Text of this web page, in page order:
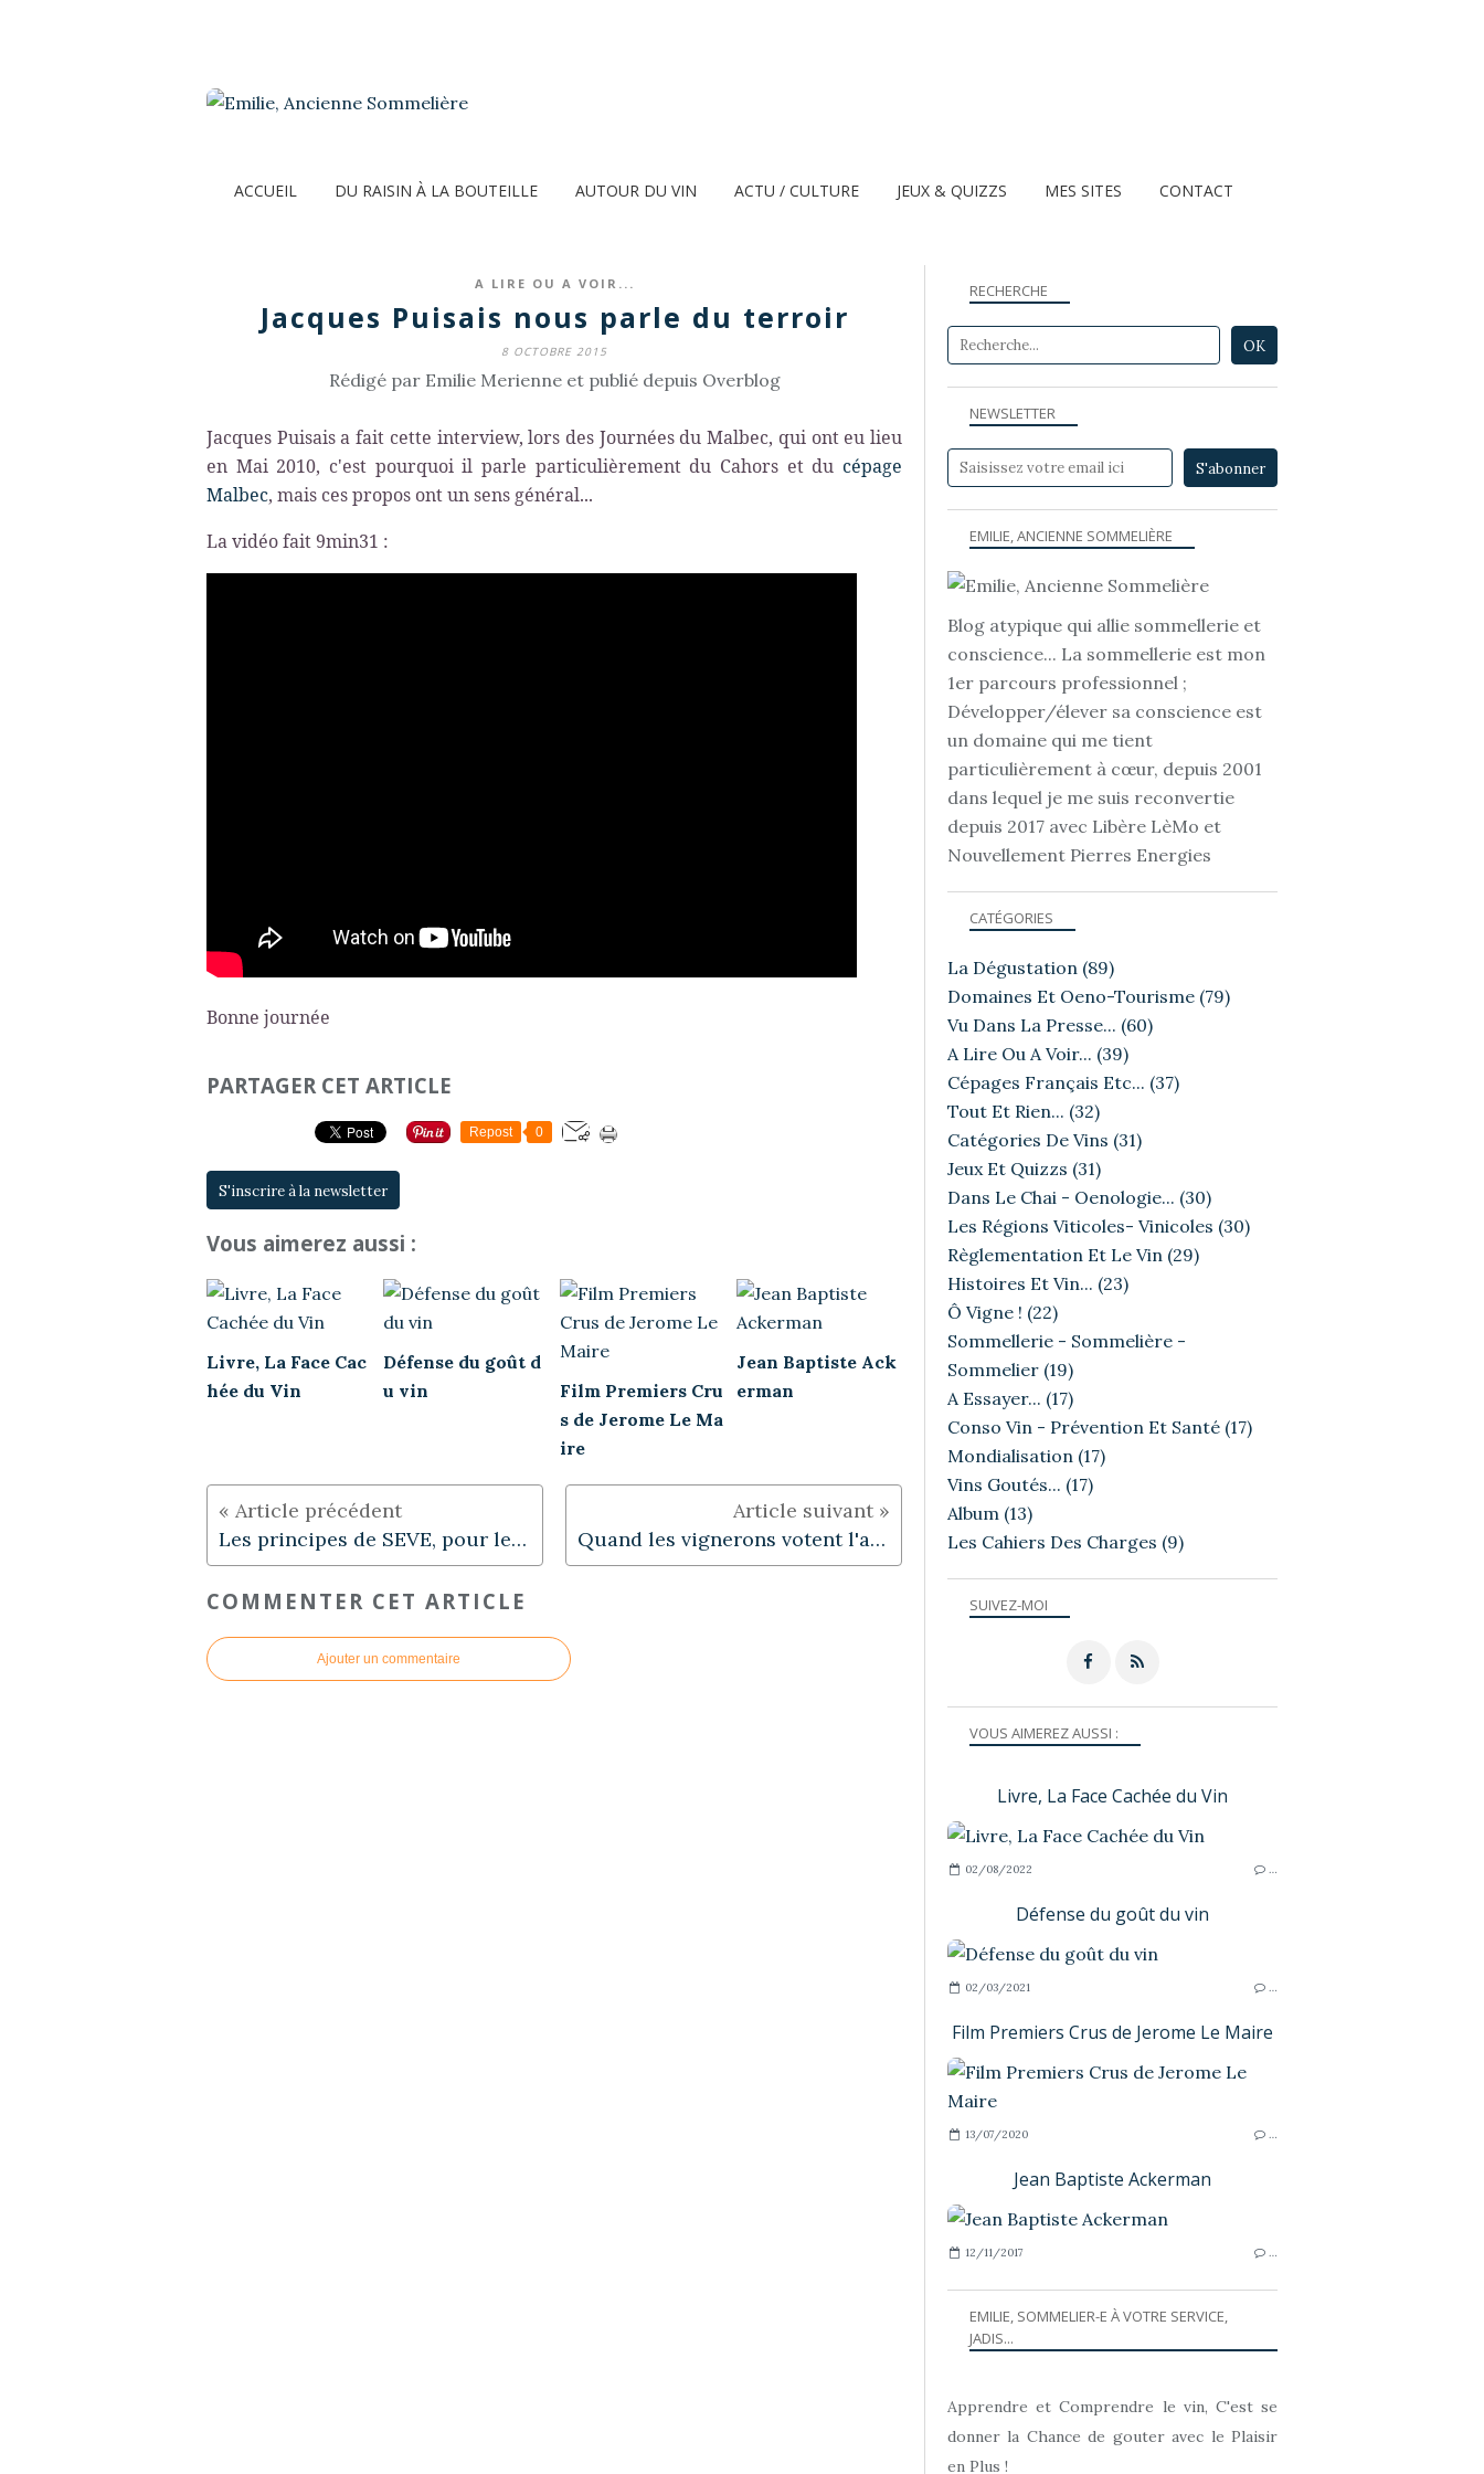
ACCUEIL DU RAISIN À LA BOUTEILLE AUTOUR DU VIN ACTU / CULTURE JEUX & QUIZZS MES SITES CONTACT
A LIRE OU A VOIR...
Jacques Puisais nous parle du terroir
8 OCTOBRE 2015
Rédigé par Emilie Merienne et publié depuis Overblog
Jacques Puisais a fait cette interview, lors des Journées du Malbec, qui ont eu lieu
en Mai 2010, c'est pourquoi il parle particulièrement du Cahors et du cépage
Malbec, mais ces propos ont un sens général...
La vidéo fait 9min31 :
Bonne journée
PARTAGER CET ARTICLE
Repost 0
S'inscrire à la newsletter
Vous aimerez aussi :
Livre, La Face Cac
hée du Vin
Défense du goût d
u vin
Film Premiers Cru
s de Jerome Le Ma
ire
Jean Baptiste Ack
erman
Les principes de SEVE, pour le respect et la protection du Terroir Quand les vignerons votent l'arrêt des vins de garde...
COMMENTER CET ARTICLE
Ajouter un commentaire
NEWSLETTER
SUIVEZ-MOI
RECHERCHE
EMILIE, ANCIENNE SOMMELIÈRE
Blog atypique qui allie sommellerie et
conscience... La sommellerie est mon
1er parcours professionnel ;
Développer/élever sa conscience est
un domaine qui me tient
particulièrement à cœur, depuis 2001
dans lequel je me suis reconvertie
depuis 2017 avec Libère LèMo et
Nouvellement Pierres Energies
VOUS AIMEREZ AUSSI :
Livre, La Face Cachée du Vin
02/08/2022 …
Défense du goût du vin
02/03/2021 …
Film Premiers Crus de Jerome Le Maire
13/07/2020 …
Jean Baptiste Ackerman
12/11/2017 …
CATÉGORIES
La Dégustation (89)
Domaines Et Oeno-Tourisme (79)
Vu Dans La Presse... (60)
A Lire Ou A Voir... (39)
Cépages Français Etc... (37)
Tout Et Rien... (32)
Catégories De Vins (31)
Jeux Et Quizzs (31)
Dans Le Chai - Oenologie... (30)
Les Régions Viticoles- Vinicoles (30)
Règlementation Et Le Vin (29)
Histoires Et Vin... (23)
Ô Vigne ! (22)
Sommellerie - Sommelière -
Sommelier (19)
A Essayer... (17)
Conso Vin - Prévention Et Santé (17)
Mondialisation (17)
Vins Goutés... (17)
Album (13)
Les Cahiers Des Charges (9)
EMILIE, SOMMELIER-E À VOTRE SERVICE,
JADIS...
Apprendre et Comprendre le vin, C'est se
donner la Chance de gouter avec le Plaisir
en Plus !